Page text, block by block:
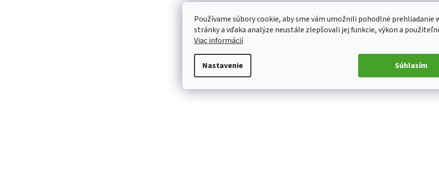
Používame súbory cookie, aby sme vám umožnili pohodlné prehliadanie
stránky a vďaka analýze neustále zlepšovali jej funkcie, výkon a
Viac informácií
Nastavenie Súhlasím